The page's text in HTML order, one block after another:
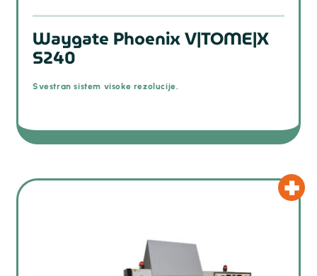
Waygate Phoenix V|TOME|X
S240
Svestran sistem visoke rezolucije.